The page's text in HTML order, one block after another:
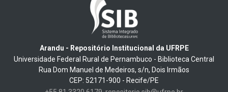
Arandu - Repositório Institucional da UFRPE
Universidade Federal Rural de Pernambuco - Biblioteca Central
Rua Dom Manuel de Medeiros, s/n, Dois Irmãos
CEP: 52171-900 - Recife/PE